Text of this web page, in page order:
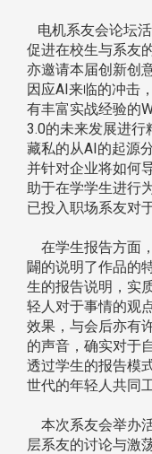
电机系友会论坛
促进在校生与系友
亦邀请本届创新创
因应AI来临的冲击
有丰富实战经验的
3.0的未来发展进行
藏私的从AI的起源
并针对企业将如何
助于在学学生进行
已投入职场系友对
在学生报告方面
闢的说明了作品的
生的报告说明，实
轻人对于事情的观
效果，与会后亦有
的声音，确实对于
透过学生的报告模
世代的年轻人共同工
本次系友会举办
层系友的讨论与激